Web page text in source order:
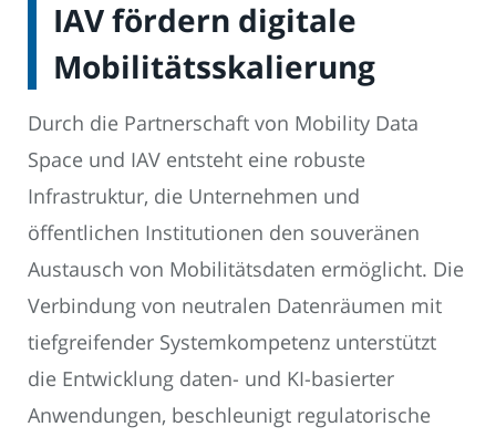
IAV fördern digitale
Mobilitätsskalierung
Durch die Partnerschaft von Mobility Data
Space und IAV entsteht eine robuste
Infrastruktur, die Unternehmen und
öffentlichen Institutionen den souveränen
Austausch von Mobilitätsdaten ermöglicht. Die
Verbindung von neutralen Datenräumen mit
tiefgreifender Systemkompetenz unterstützt
die Entwicklung daten- und KI-basierter
Anwendungen, beschleunigt regulatorische